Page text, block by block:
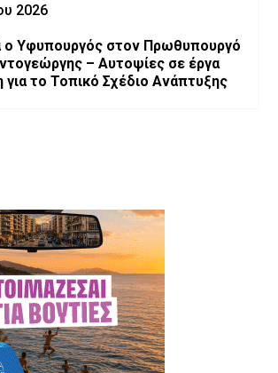
2026
ο Υφυπουργός στον Πρωθυπουργό
– Αυτοψίες σε έργα
για το Τοπικό Σχέδιο Ανάπτυξης